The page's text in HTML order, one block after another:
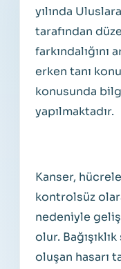
yılında
tarafından
farkındalığını
erken tanı
konusunda
yapılmaktadır.
Kanser,
kontrolsüz
nedeniyle
olur.
oluşan hasarı